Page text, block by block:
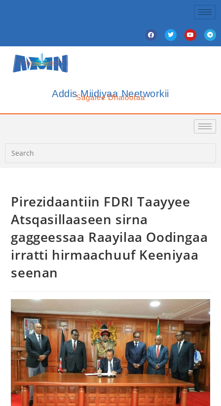
Addis Miidiyaa Neetworkii
Sagalee Dhalootaa
Pirezidaantiin FDRI Taayyee
Atsqasillaaseen sirna
gaggeessaa Raayilaa Oodingaa
irratti hirmaachuuf Keeniyaa
seenan